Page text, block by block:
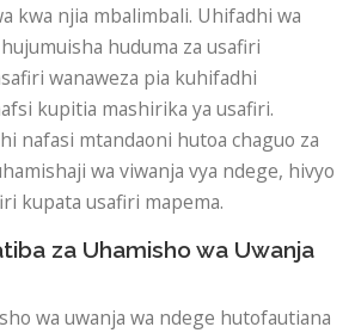
kwa njia mbalimbali. Uhifadhi wa
huduma za usafiri
wanaweza pia kuhifadhi
kupitia mashirika ya usafiri.
nafasi mtandaoni hutoa chaguo za
wa viwanja vya ndege, hivyo
kupata usafiri mapema.
za Uhamisho wa Uwanja
wa uwanja wa ndege hutofautiana